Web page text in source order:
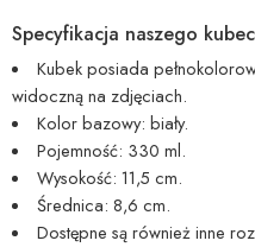
Specyfikacja naszego
Kubek posiada
widoczną na zdjęciach.
Kolor bazowy: biały.
Pojemność: 330 ml.
Wysokość: 11,5 cm.
Średnica: 8,6 cm.
Dostępne są również inne